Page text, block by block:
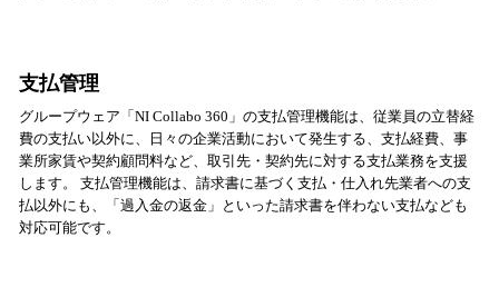
支払管理
グループウェア「NI Collabo 360」の支払管理機能は、従業員の立替経
費の支払い以外に、日々の企業活動において発生する、支払経費、事
業所家賃や契約顧問料など、取引先・契約先に対する支払業務を支援
します。 支払管理機能は、請求書に基づく支払・仕入れ先業者への支
払以外にも、「過入金の返金」といった請求書を伴わない支払なども
対応可能です。